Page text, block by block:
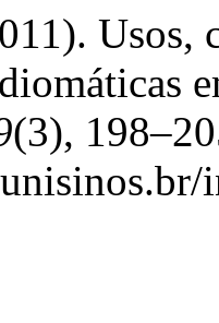
Usos,
(3),